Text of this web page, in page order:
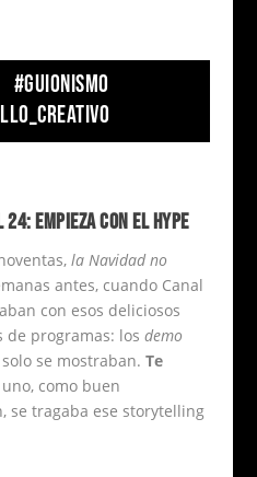
24: EMPIEZA CON EL HYPE
la Navidad no
antes, cuando Canal
con esos deliciosos
de programas: los demo
se mostraban. Te
uno, como buen
se tragaba ese storytelling